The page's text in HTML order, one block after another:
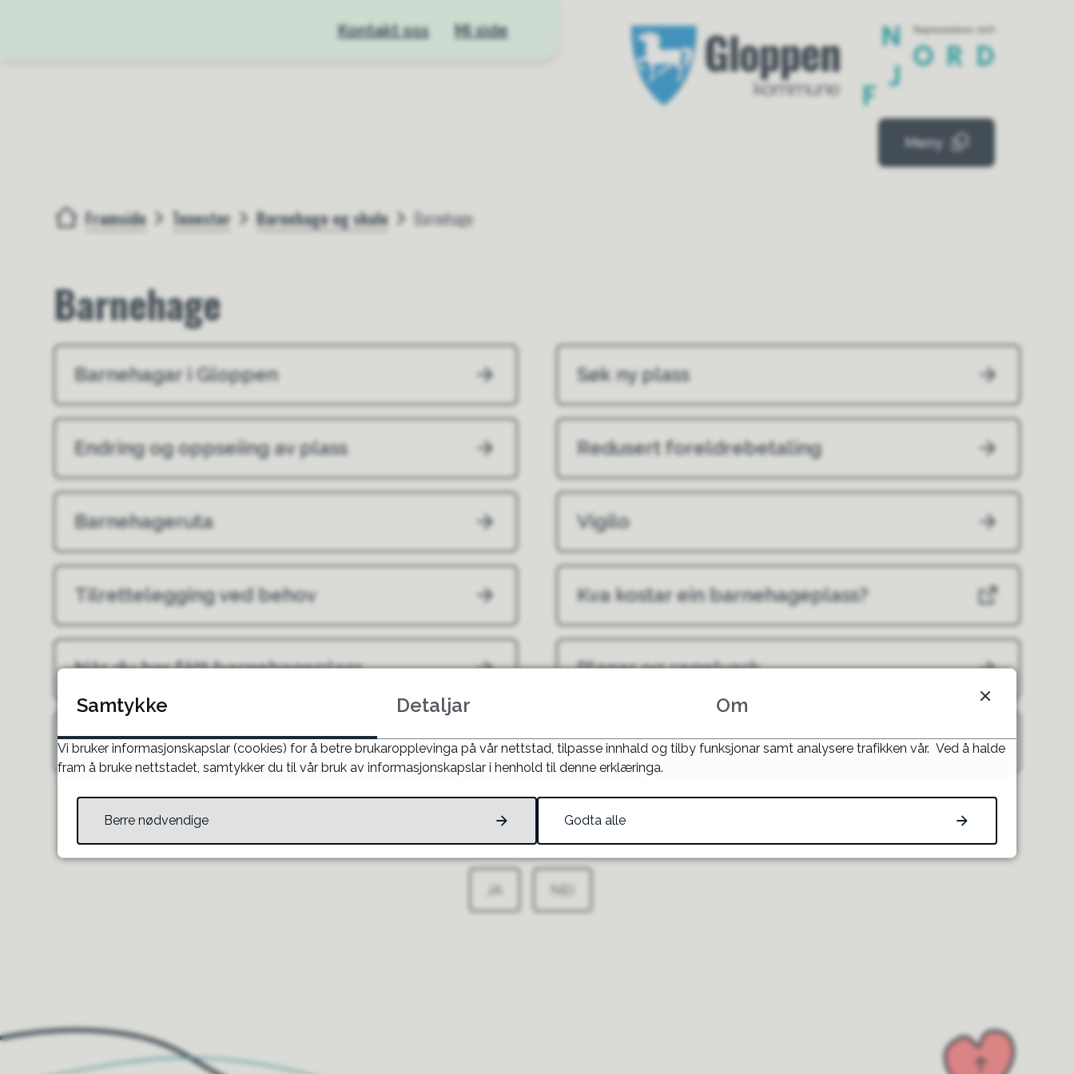
Kontakt oss Mi side
Meny
Du er her:Framside Tenester Barnehage og skule Barnehage
Barnehage
Barnehagar i Gloppen Søk ny plass
Endring og oppseiing av plass Redusert foreldrebetaling
Barnehageruta Vigilo
Tilrettelegging ved behov Kva kostar ein barnehageplass?
Når du har fått barnehageplass Planar og regelverk
Elektroniske skjema Barnehagemynde
Fann du det du leita etter?
JA NEI
Samtykke Detaljar Om
Vi bruker informasjonskapslar (cookies) for å betre brukaropplevinga på vår nettstad, tilpasse innhald og tilby funksjonar samt analysere trafikken vår. Ved å halde
fram å bruke nettstadet, samtykker du til vår bruk av informasjonskapslar i henhold til denne erklæringa.
Berre nødvendige Godta alle